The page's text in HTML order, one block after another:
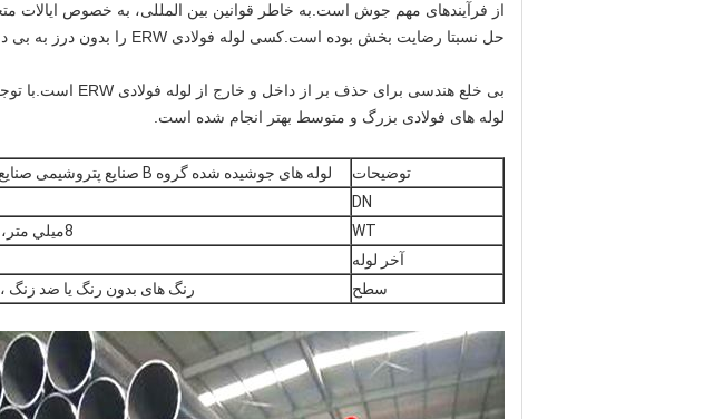
حل نسبتا رضایت بخش بوده است.کسی لوله فولادی ERW را بدون درز به بی درز هندسی و بی درز فیزیکی تقسیم می کند.
لوله های فولادی بزرگ و متوسط بهتر انجام شده است.
توضیحات
لوله های جوشیده شده گروه B صنایع پتروشیمی صنایع شیمیایی لوله های فولادی
DN
WT
8ميلي متر، 10ميلي متر، 12ميلي متر
آخر لوله
سطح
رنگ های بدون رنگ یا ضد زنگ ،Fbe ، 2PE ، 3LPE ، 3LPP